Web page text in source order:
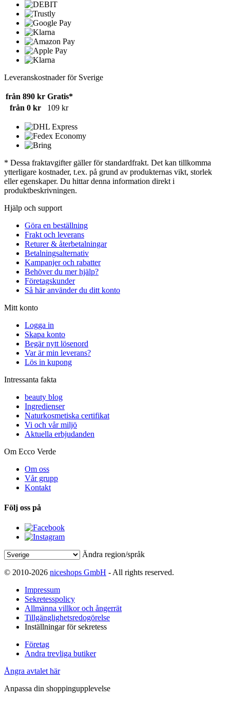
Leveranskostnader för Sverige
från 890 kr Gratis*
från 0 kr
109 kr
* Dessa fraktavgifter gäller för standardfrakt. Det kan tillkomma
ytterligare kostnader, t.ex. på grund av produkternas vikt, storlek
eller egenskaper. Du hittar denna information direkt i
produktbeskrivningen.
Hjälp och support
Göra en beställning
Frakt och leverans
Returer & återbetalningar
Betalningsalternativ
Kampanjer och rabatter
Behöver du mer hjälp?
Företagskunder
Så här använder du ditt konto
Mitt konto
Logga in
Skapa konto
Begär nytt lösenord
Var är min leverans?
Lös in kupong
Intressanta fakta
beauty blog
Ingredienser
Naturkosmetiska certifikat
Vi och vår miljö
Aktuella erbjudanden
Om Ecco Verde
Om oss
Vår grupp
Kontakt
Följ oss på
Ändra region/språk
© 2010-2026 niceshops GmbH - All rights reserved.
Impressum
Sekretesspolicy
Allmänna villkor och ångerrät
Tillgänglighetsredogörelse
Inställningar för sekretess
Företag
Andra trevliga butiker
Ångra avtalet här
Anpassa din shoppingupplevelse